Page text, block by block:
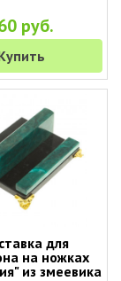
руб.
для
на ножках
из змеевика